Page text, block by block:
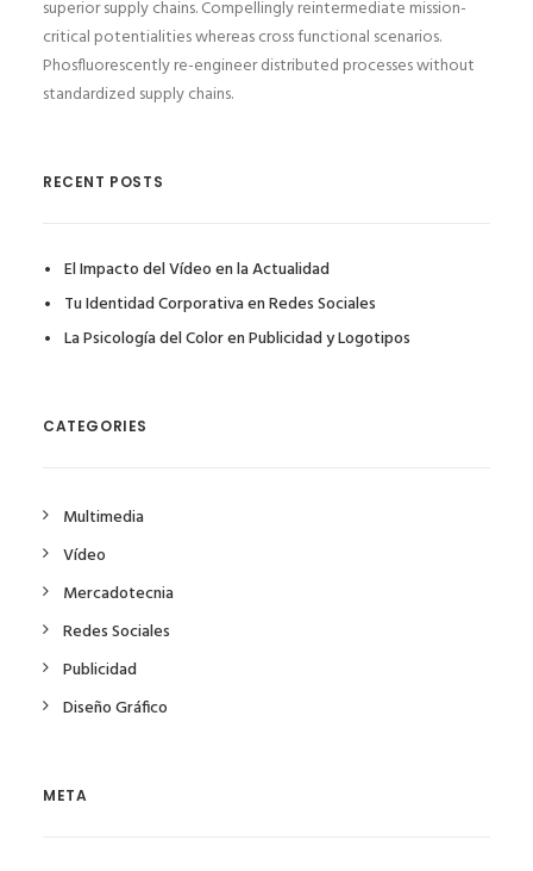
superior supply chains. Compellingly reintermediate mission-
critical potentialities whereas cross functional scenarios.
Phosfluorescently re-engineer distributed processes without
standardized supply chains.
RECENT POSTS
El Impacto del Vídeo en la Actualidad
Tu Identidad Corporativa en Redes Sociales
La Psicología del Color en Publicidad y Logotipos
CATEGORIES
Multimedia
Vídeo
Mercadotecnia
Redes Sociales
Publicidad
Diseño Gráfico
META